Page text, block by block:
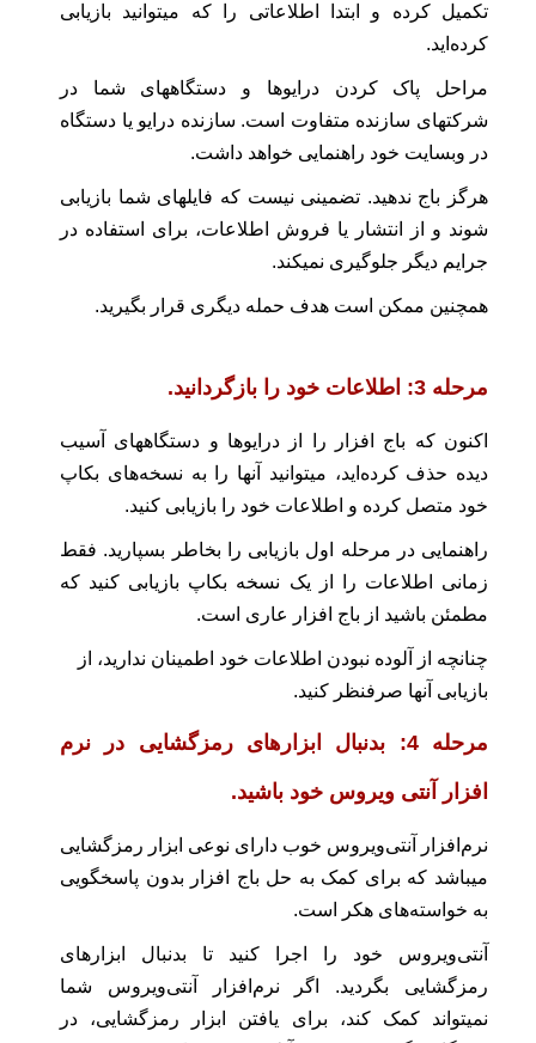
تکمیل کرده و ابتدا اطلاعاتی را که میتوانید بازیابی
کرده‌اید.
مراحل پاک کردن درایوها و دستگاههای شما در
شرکتهای سازنده متفاوت است. سازنده درایو یا دستگاه
در وبسایت خود راهنمایی خواهد داشت.
هرگز باج ندهید. تضمینی نیست که فایلهای شما بازیابی
شوند و از انتشار یا فروش اطلاعات، برای استفاده در
جرایم دیگر جلوگیری نمیکند.
همچنین ممکن است هدف حمله دیگری قرار بگیرید.
مرحله 3: اطلاعات خود را بازگردانید.
اکنون که باج‌ افزار را از درایوها و دستگاههای آسیب‌
دیده حذف کرده‌اید، میتوانید آنها را به نسخه‌های بکاپ
خود متصل کرده و اطلاعات خود را بازیابی کنید.
راهنمایی در مرحله اول بازیابی را بخاطر بسپارید. فقط
زمانی اطلاعات را از یک نسخه بکاپ بازیابی کنید که
مطمئن باشید از باج افزار عاری است.
چنانچه از آلوده نبودن اطلاعات خود اطمینان ندارید، از
بازیابی آنها صرفنظر کنید.
مرحله 4: بدنبال ابزارهای رمزگشایی در نرم
افزار آنتی ویروس خود باشید.
نرم‌افزار آنتی‌ویروس خوب دارای نوعی ابزار رمزگشایی
میباشد که برای کمک به حل باج افزار بدون پاسخگویی
به خواسته‌های هکر است.
آنتی‌ویروس خود را اجرا کنید تا بدنبال ابزارهای
رمزگشایی بگردید. اگر نرم‌افزار آنتی‌ویروس شما
نمیتواند کمک کند، برای یافتن ابزار رمزگشایی، در